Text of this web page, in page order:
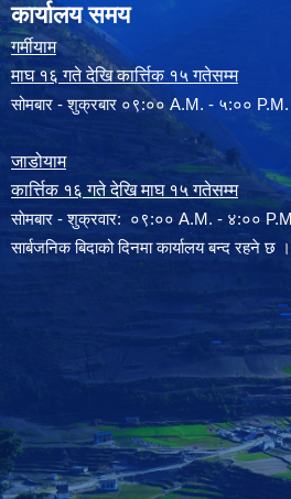
कार्यालय समय
गर्मीयाम
माघ १६ गते देखि कार्त्तिक १५ गतेसम्म
सोमबार - शुक्रबार ०९:०० A.M. - ५:०० P.M.
जाडोयाम
कार्त्तिक १६ गते देखि माघ १५ गतेसम्म
साेमबार - शुक्रवार: ०९:०० A.M. - ४:००
सार्बजनिक बिदाको दिनमा कार्यालय बन्द रहने छ ।